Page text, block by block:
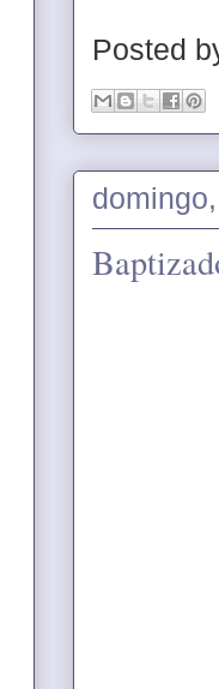
Posted